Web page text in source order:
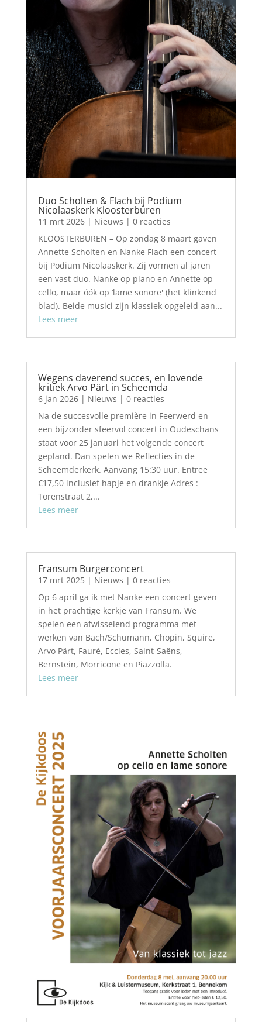
Duo Scholten & Flach bij Podium
Nicolaaskerk Kloosterburen
11 mrt 2026| Nieuws | 0 reacties
KLOOSTERBUREN – Op zondag 8 maart gaven
Annette Scholten en Nanke Flach een concert
bij Podium Nicolaaskerk. Zij vormen al jaren
een vast duo. Nanke op piano en Annette op
cello, maar óók op ‘lame sonore' (het klinkend
blad). Beide musici zijn klassiek opgeleid aan...
Lees meer
Wegens daverend succes, en lovende
kritiek Arvo Pärt in Scheemda
6 jan 2026| Nieuws | 0 reacties
Na de succesvolle première in Feerwerd en
een bijzonder sfeervol concert in Oudeschans
staat voor 25 januari het volgende concert
gepland. Dan spelen we Reflecties in de
Scheemderkerk. Aanvang 15:30 uur. Entree
€17,50 inclusief hapje en drankje Adres :
Torenstraat 2,...
Lees meer
Fransum Burgerconcert
17 mrt 2025| Nieuws | 0 reacties
Op 6 april ga ik met Nanke een concert geven
in het prachtige kerkje van Fransum. We
spelen een afwisselend programma met
werken van Bach/Schumann, Chopin, Squire,
Arvo Pärt, Fauré, Eccles, Saint-Saëns,
Bernstein, Morricone en Piazzolla.
Lees meer